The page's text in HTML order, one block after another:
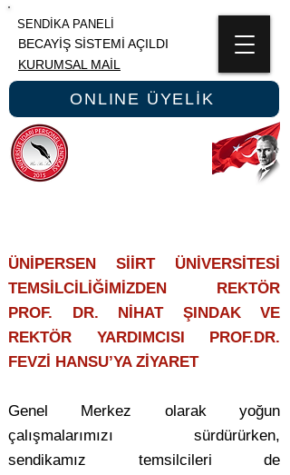
SENDİKA PANELİ
BECAYİŞ SİSTEMİ AÇILDI
KURUMSAL MAİL
ONLINE ÜYELİK
ÜNİPERSEN SİİRT ÜNİVERSİTESİ
TEMSİLCİLİĞİMİZDEN REKTÖR
PROF. DR. NİHAT ŞINDAK VE
REKTÖR YARDIMCISI PROF.DR.
FEVZİ HANSU’YA ZİYARET
Genel Merkez olarak yoğun
çalışmalarımızı sürdürürken,
sendikamız temsilcileri de